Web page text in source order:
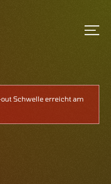
out Schwelle erreicht am